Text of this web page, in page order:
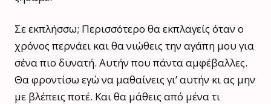
Σε εκπλήσσω; Περισσότερο θα εκπλαγείς όταν ο
χρόνος περνάει και θα νιώθεις την αγάπη μου για
σένα πιο δυνατή. Αυτήν που πάντα αμφέβαλλες.
Θα φροντίσω εγώ να μαθαίνεις γι’ αυτήν κι ας μην
με βλέπεις ποτέ. Και θα μάθεις από μένα τι